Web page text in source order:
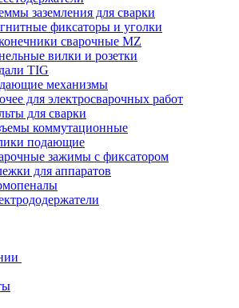
заземления для сварки
фиксаторы и уголки
сварочные MZ
вилки и розетки
TIG
механизмы
для электросварочных работ
для сварки
коммутационные
подающие
зажимы с фиксатором
для аппаратов